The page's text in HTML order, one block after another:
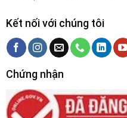
Kết nối với chúng tôi
Chứng nhận